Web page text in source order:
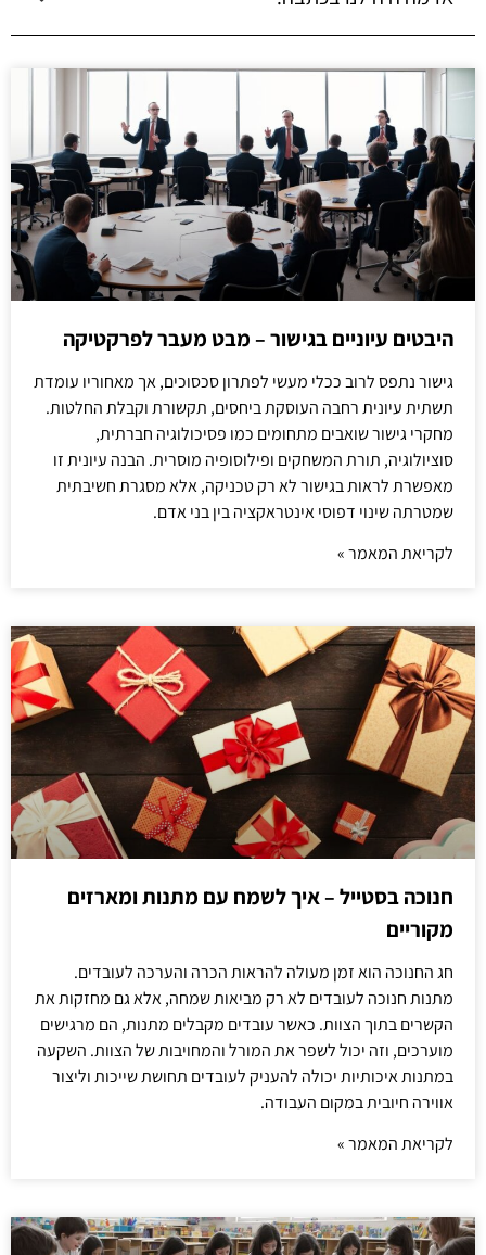
היבטים עיוניים בגישור – מבט מעבר לפרקטיקה
גישור נתפס לרוב ככלי מעשי לפתרון סכסוכים, אך מאחוריו עומדת
תשתית עיונית רחבה העוסקת ביחסים, תקשורת וקבלת החלטות.
מחקרי גישור שואבים מתחומים כמו פסיכולוגיה חברתית,
סוציולוגיה, תורת המשחקים ופילוסופיה מוסרית. הבנה עיונית זו
מאפשרת לראות בגישור לא רק טכניקה, אלא מסגרת חשיבתית
שמטרתה שינוי דפוסי אינטראקציה בין בני אדם.
לקריאת המאמר »
חנוכה בסטייל – איך לשמח עם מתנות ומארזים
מקוריים
חג החנוכה הוא זמן מעולה להראות הכרה והערכה לעובדים.
מתנות חנוכה לעובדים לא רק מביאות שמחה, אלא גם מחזקות את
הקשרים בתוך הצוות. כאשר עובדים מקבלים מתנות, הם מרגישים
מוערכים, וזה יכול לשפר את המורל והמחויבות של הצוות. השקעה
במתנות איכותיות יכולה להעניק לעובדים תחושת שייכות וליצור
אווירה חיובית במקום העבודה.
לקריאת המאמר »